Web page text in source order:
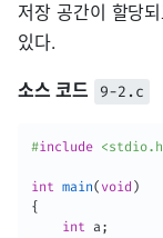
저장 공간이 할당
있다.
소스 코드 9-2.c
#include
int main( void )
{
int a ;